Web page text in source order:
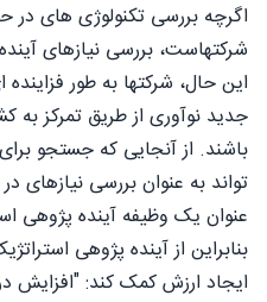
اگرچه بررسی تکنولوژی های در
شرکتهاست، بررسی نیازهای
این حال، شرکتها به طور
جدید نوآوری از طریق تمرکز
باشند. از آنجایی که جستجو
تواند به عنوان بررسی نیازهای
عنوان یک وظیفه آینده پژوهی
بنابراین از آینده پژوهی
ایجاد ارزش کمک کند: "افزایش